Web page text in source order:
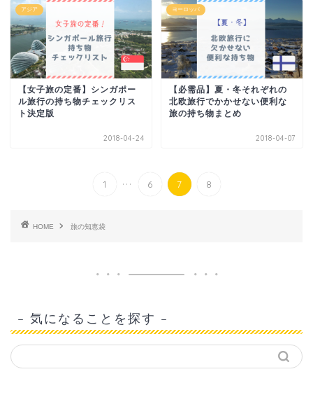
アジア
【女子旅の定番】シンガポー
ル旅行の持ち物チェックリス
ト決定版
2018-04-24
ヨーロッパ
【必需品】夏・冬それぞれの
北欧旅行でかかせない便利な
旅の持ち物まとめ
2018-04-07
1 ... 6 7 8
HOME 旅の知恵袋
– 気になることを探す –